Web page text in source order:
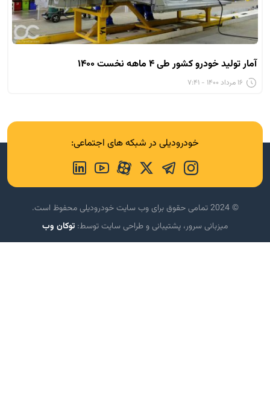
آمار تولید خودرو کشور طی ۴ ماهه نخست ۱۴۰۰
۱۶ مرداد ۱۴۰۰ - ۷:۴۱
خودرودیلی در شبکه های اجتماعی:
© 2024 تمامی حقوق برای وب سایت خودرودیلی محفوظ است.
میزبانی سرور، پشتیبانی و طراحی سایت توسط: توکان وب